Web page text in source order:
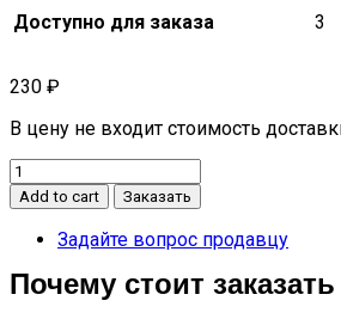
Доступно для заказа 3
230 ₽
В цену не входит стоимость
Опора
задней
пружины
нижняя
quantity
Add to cart Заказать
Задайте вопрос продавцу
Почему стоит